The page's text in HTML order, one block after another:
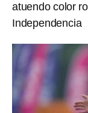
atuendo color
Independencia